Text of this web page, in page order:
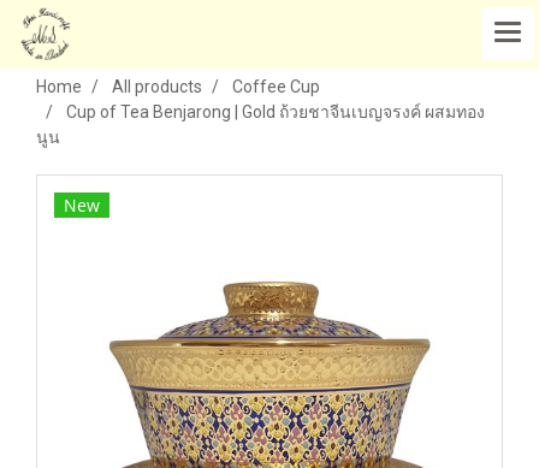
Home All products
Coffee Cup
Cup of Tea Benjarong | Gold ถ้วยชาจีนเบญจรงค์ ผสมทอง
นูน
New